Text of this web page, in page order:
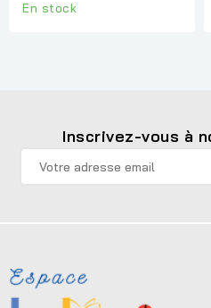
En stock
Inscrivez-vous à